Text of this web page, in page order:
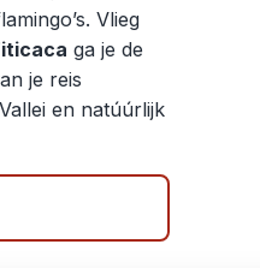
Vlieg
ga je de
je reis
en natúúrlijk